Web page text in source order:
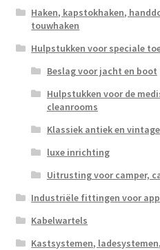
Haken, kapstokhaken,
touwhaken
Hulpstukken voor speciale
Beslag voor jacht en boot
Hulpstukken voor de
cleanrooms
Klassiek antiek en
luxe inrichting
Uitrusting voor camper,
Industriële fittingen voor
Kabelwartels
Kastsystemen,